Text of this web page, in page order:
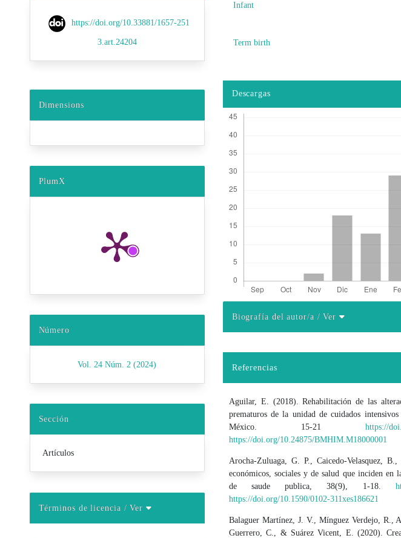
https://doi.org/10.33881/1657-251
3.art.24204
Dimensions
PlumX
Número
Vol. 24 Núm. 2 (2024)
Sección
Artículos
Términos de licencia / Ver
Infant
Term birth
Descargas
Biografía del autor/a / Ver
Referencias
Aguilar, E. (2018). Rehabilitación de las
prematuros de la unidad de cuidados
México. 15-21https://
https://doi.org/10.24875/BMHIM.M18000001
Arocha-Zuluaga, G. P., Caicedo-Velasquez,
económicos, sociales y de salud que inciden en
de saude publica, 38(9), 1-18.
https://doi.org/10.1590/0102-311xes186621
Balaguer Martínez, J. V., Mínguez Verdejo, R.,
Guerrero, C., & Suárez Vicent, E. (2020).